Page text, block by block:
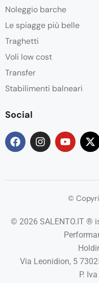
Noleggio barche
Le spiagge più belle
Traghetti
Voli low cost
Transfer
Stabilimenti balneari
Social
©
© 2026 SALENTO.IT ®
Via Leonidion, 5
P.